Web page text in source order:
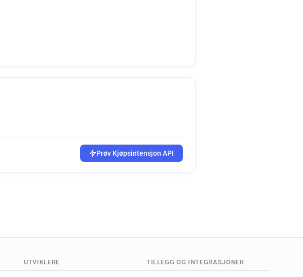
Prøv Kjøpsintensjon API
UTVIKLERE TILLEGG OG INTEGRASJONER